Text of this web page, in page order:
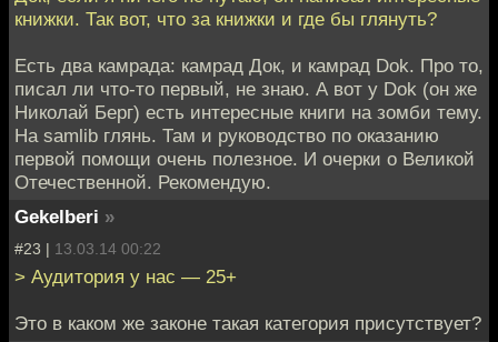
книжки. Так вот, что за книжки и где бы глянуть?
Есть два камрада: камрад Док, и камрад Dok. Про то,
писал ли что-то первый, не знаю. А вот у Dok (он же
Николай Берг) есть интересные книги на зомби тему.
На samlib глянь. Там и руководство по оказанию
первой помощи очень полезное. И очерки о Великой
Отечественной. Рекомендую.
Gekelberi »
#23 | 13.03.14 00:22
> Аудитория у нас — 25+
Это в каком же законе такая категория присутствует?